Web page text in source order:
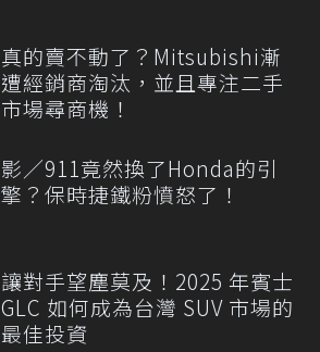
真的賣不動了？Mitsubishi漸
遭經銷商淘汰，並且專注二手
市場尋商機！
影／911竟然換了Honda的引
擎？保時捷鐵粉憤怒了！
讓對手望塵莫及！2025 年賓士
GLC 如何成為台灣 SUV 市場的
最佳投資